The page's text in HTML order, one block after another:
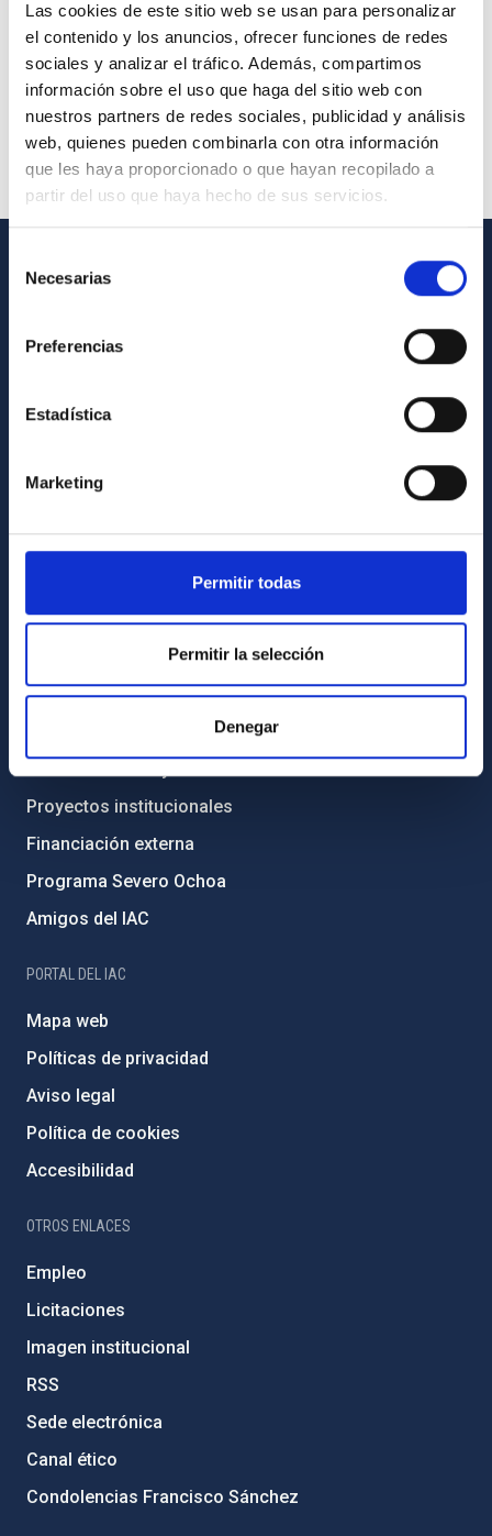
Las cookies de este sitio web se usan para personalizar
el contenido y los anuncios, ofrecer funciones de redes
sociales y analizar el tráfico. Además, compartimos
información sobre el uso que haga del sitio web con
nuestros partners de redes sociales, publicidad y análisis
web, quienes pueden combinarla con otra información
que les haya proporcionado o que hayan recopilado a
partir del uso que haya hecho de sus servicios.
Necesarias
Preferencias
Estadística
Marketing
Permitir todas
Permitir la selección
Denegar
INFORMACIÓN GENERAL
Directorio de personal
Registro general
INFORMACIÓN INSTITUCIONAL
Transparencia
Código ético y política antifraude
Igualdad y diversidad de género
Proyectos institucionales
Financiación externa
Programa Severo Ochoa
Amigos del IAC
PORTAL DEL IAC
Mapa web
Políticas de privacidad
Aviso legal
Política de cookies
Accesibilidad
OTROS ENLACES
Empleo
Licitaciones
Imagen institucional
RSS
Sede electrónica
Canal ético
Condolencias Francisco Sánchez